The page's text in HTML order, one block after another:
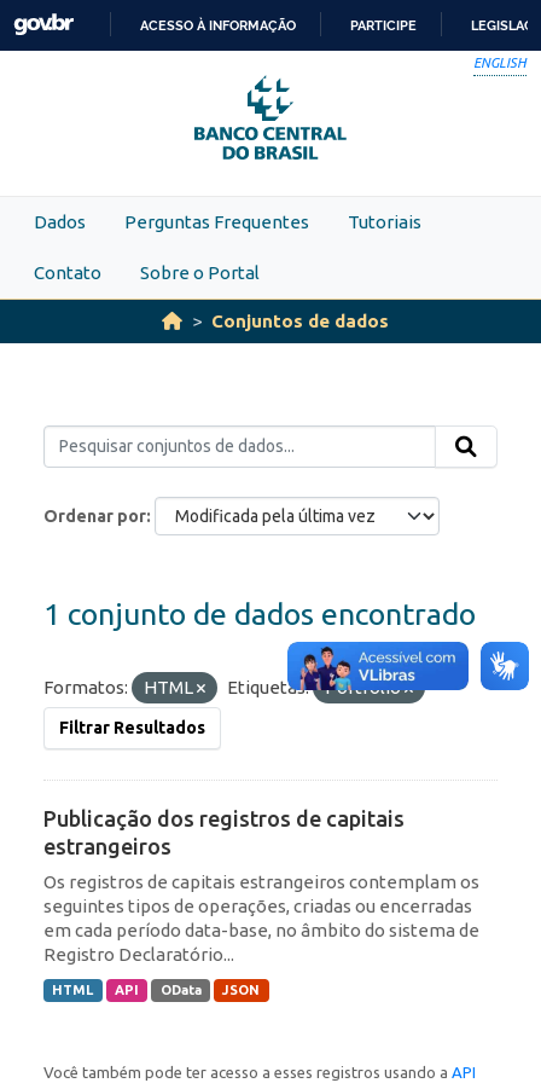
Skip to main content
PARA
O
CONTEÚDO
ACESSO À INFORMAÇÃO PARTICIPE
ENGLISH
Dados Perguntas Frequentes Tutoriais
Contato Sobre o Portal
Conjuntos de dados
Ordenar por
1 conjunto de dados encontrado
Formatos: HTML Etiquetas: Portfólio
Filtrar Resultados
Publicação dos registros de capitais
estrangeiros
Os registros de capitais estrangeiros contemplam os
seguintes tipos de operações, criadas ou encerradas
em cada período data-base, no âmbito do sistema de
Registro Declaratório...
HTML API OData JSON
Você também pode ter acesso a esses registros usando a API